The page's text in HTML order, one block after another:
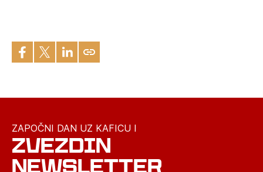
ZAPOČNI DAN UZ KAFICU I
ZVEZDIN
NEWSLETTER